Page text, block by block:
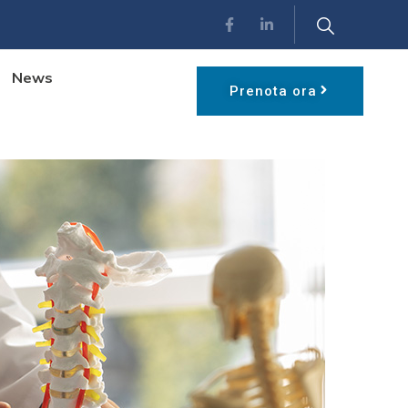
News
Prenota ora